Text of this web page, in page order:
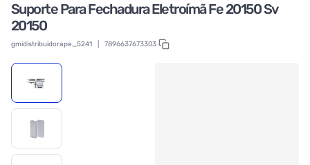
Suporte Para Fechadura Eletroímã Fe 20150 Sv
20150
gmidistribuidorape_5241 7896637673303